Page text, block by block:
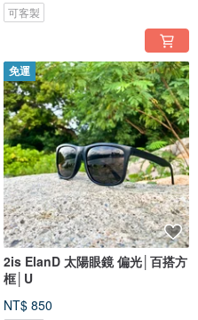
可客製
免運
2is ElanD 太陽眼鏡 偏光│百搭方
框│U
NT$ 850